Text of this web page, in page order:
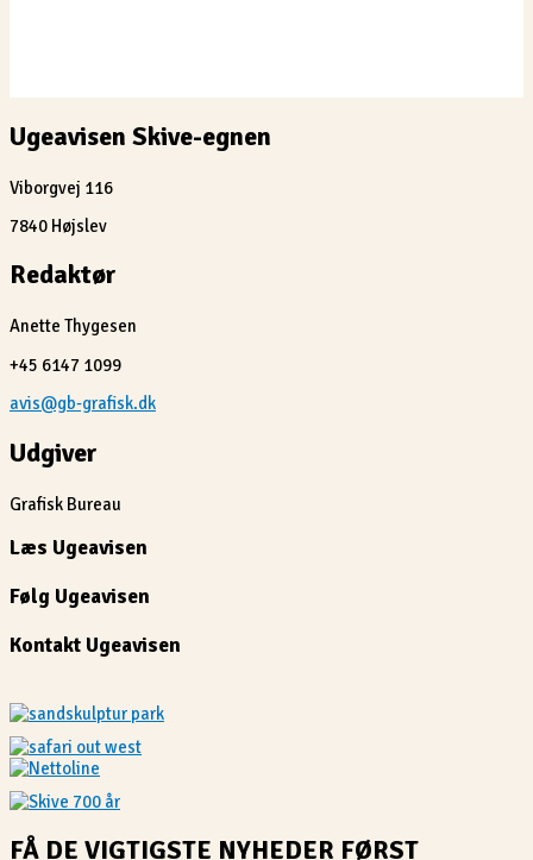
Ugeavisen Skive-egnen
Viborgvej 116
7840 Højslev
Redaktør
Anette Thygesen
+45 6147 1099
avis@gb-grafisk.dk
Udgiver
Grafisk Bureau
Læs Ugeavisen
Følg Ugeavisen
Kontakt Ugeavisen
FÅ DE VIGTIGSTE NYHEDER FØRST